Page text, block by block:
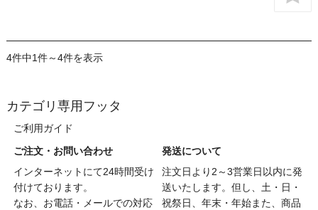
4件中1件～4件を表示
カテゴリ専用フッタ
ご利用ガイド
ご注文・お問い合わせ
インターネットにて24時間受け
付けております。
なお、お電話・メールでの対応
発送について
注文日より2～3営業日以内に発
送いたします。但し、土・日・
祝祭日、年末・年始また、商品